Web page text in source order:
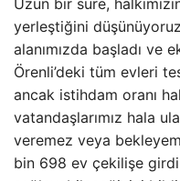
Uzun bir süre,
yerleştiğini
alanımızda başladı ve
Örenli’deki tüm evleri
ancak istihdam oranı
vatandaşlarımız hala
veremez veya
bin 698 ev çekilişe